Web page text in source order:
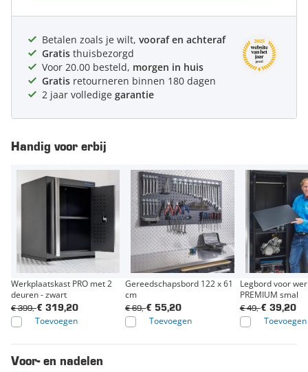
Betalen zoals je wilt, vooraf en achteraf
Gratis thuisbezorgd
Voor 20.00 besteld, morgen in huis
Gratis retourneren binnen 180 dagen
2 jaar volledige garantie
Handig voor erbij
Werkplaatskast PRO met 2
deuren - zwart
€ 319,20
€ 399,-
Toevoegen
Gereedschapsbord 122 x 61
cm
€ 55,20
€ 69,-
Toevoegen
Legbord voor
PREMIUM smal
€ 39,20
€ 49,-
Toevoegen
Voor- en nadelen